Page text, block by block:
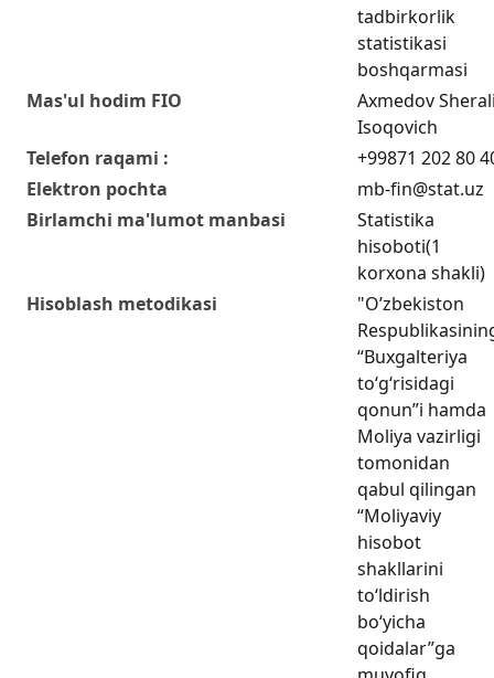
tadbirkorlik
statistikasi
boshqarmasi
Mas'ul hodim FIO
Axmedov
Isoqovich
Telefon raqami :
+99871 202 80
Elektron pochta
mb-fin@stat.uz
Birlamchi ma'lumot manbasi
Statistika
hisoboti(1
korxona shakli)
Hisoblash metodikasi
"O’zbekiston
“Buxgalteriya
to‘g‘risidagi
qonun”i hamda
Moliya vazirligi
tomonidan
qabul qilingan
“Moliyaviy
hisobot
shakllarini
to‘ldirish
bo‘yicha
qoidalar”ga